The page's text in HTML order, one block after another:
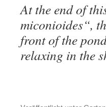
At the end of
miconioides“,
front of the
relaxing in the